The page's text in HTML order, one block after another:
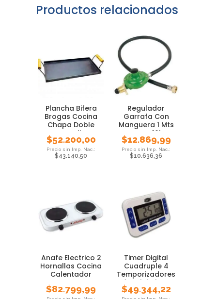
Productos relacionados
Plancha Bifera
Brogas Cocina
Chapa Doble
Hornalla
$52.200,00
$43.140,50
Regulador
Garrafa Con
Manguera 1 Mts
Brogas 10kg
Cocina Anaf
$12.869,99
$10.636,36
Anafe Electrico 2
Hornallas Cocina
Calentador
$82.799,99
Timer Digital
Cuadruple 4
Temporizadores
Luft Reloj Alarma
$49.344,22